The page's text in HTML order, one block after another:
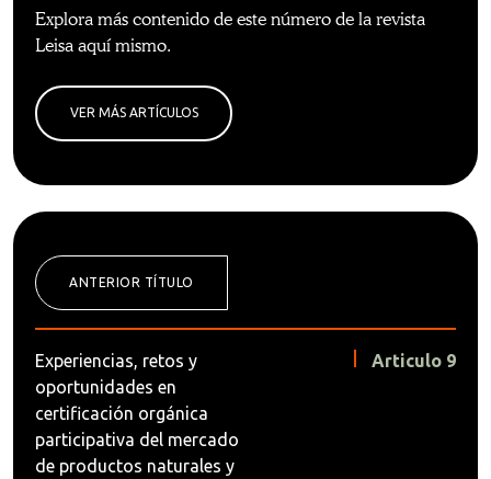
Explora más contenido de este número de la revista
Leisa aquí mismo.
VER MÁS ARTÍCULOS
ANTERIOR TÍTULO
Experiencias, retos y
oportunidades en
certificación orgánica
participativa del mercado
de productos naturales y
Articulo 9